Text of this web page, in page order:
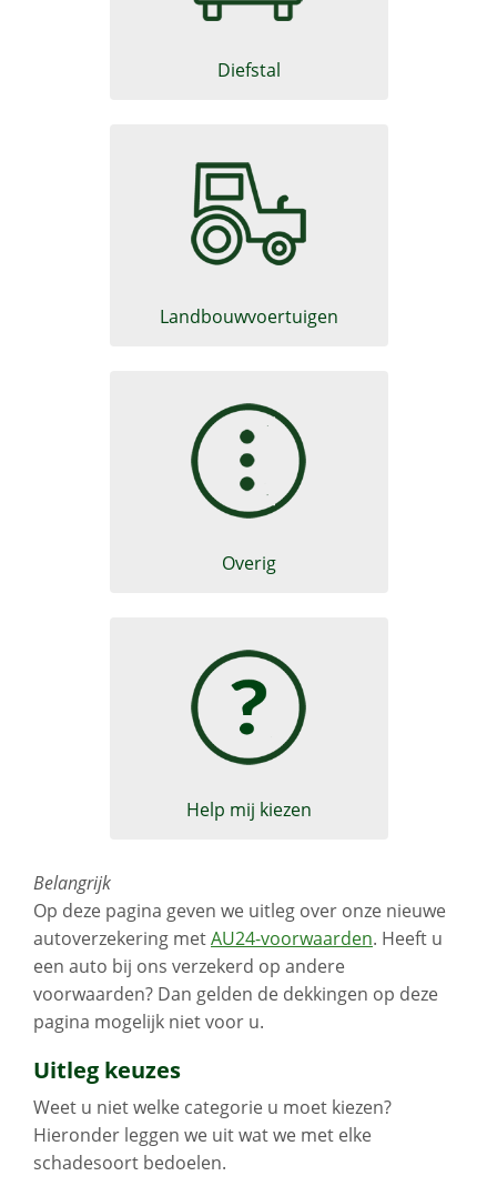
Diefstal
Schadeformulier
Landbouwvoertuigen
Schadeformulier
Overig
Schadeformulier
Help mij kiezen
Belangrijk
Op deze pagina geven we uitleg over onze nieuwe
autoverzekering metAU24-voorwaarden. Heeft u
een auto bij ons verzekerd op andere
voorwaarden? Dan gelden de dekkingen op deze
pagina mogelijk niet voor u.
Uitleg keuzes
Weet u niet welke categorie u moet kiezen?
Hieronder leggen we uit wat we met elke
schadesoort bedoelen.